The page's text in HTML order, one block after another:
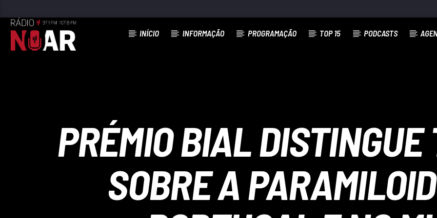
INÍCIO INFORMAÇÃO PROGRAMAÇÃO TOP 15 PODCASTS
PRÉMIO BIAL
SOBRE A